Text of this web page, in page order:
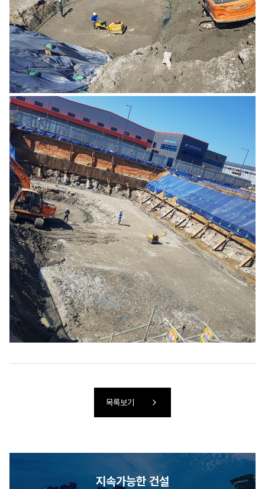
목록보기
지속가능한 건설